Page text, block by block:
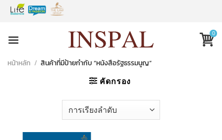
Skip
0
หน้าหลัก / สินค้าที่มีป้ายกำกับ “หนังสือรัฐธรรมนูญ”
คัดกรอง